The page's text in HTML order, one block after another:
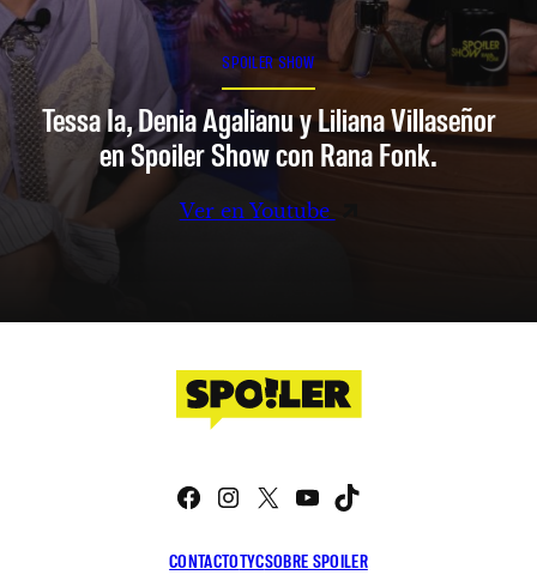
SPOILER SHOW
Tessa Ia, Denia Agalianu y Liliana Villaseñor
en Spoiler Show con Rana Fonk.
Ver en Youtube
CONTACTOTYCSOBRE SPOILER
Facebook
Instagram
X YouTube